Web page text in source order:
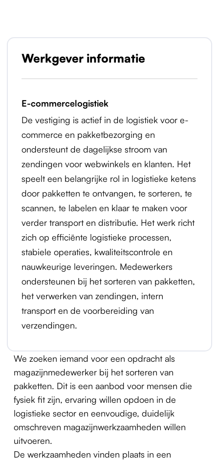
Werkgever informatie
E-commercelogistiek
De vestiging is actief in de logistiek voor e-
commerce en pakketbezorging en
ondersteunt de dagelijkse stroom van
zendingen voor webwinkels en klanten. Het
speelt een belangrijke rol in logistieke ketens
door pakketten te ontvangen, te sorteren, te
scannen, te labelen en klaar te maken voor
verder transport en distributie. Het werk richt
zich op efficiënte logistieke processen,
stabiele operaties, kwaliteitscontrole en
nauwkeurige leveringen. Medewerkers
ondersteunen bij het sorteren van pakketten,
het verwerken van zendingen, intern
transport en de voorbereiding van
verzendingen.
We zoeken iemand voor een opdracht als
magazijnmedewerker bij het sorteren van
pakketten. Dit is een aanbod voor mensen die
fysiek fit zijn, ervaring willen opdoen in de
logistieke sector en eenvoudige, duidelijk
omschreven magazijnwerkzaamheden willen
uitvoeren.
De werkzaamheden vinden plaats in een